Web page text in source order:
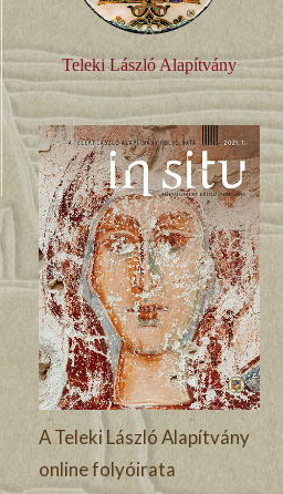
Teleki László Alapítvány
A Teleki László Alapítvány
online folyóirata